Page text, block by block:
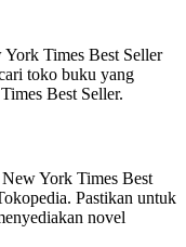
Times Best Seller
toko buku yang
Best Seller.
York Times Best
Pastikan untuk
novel